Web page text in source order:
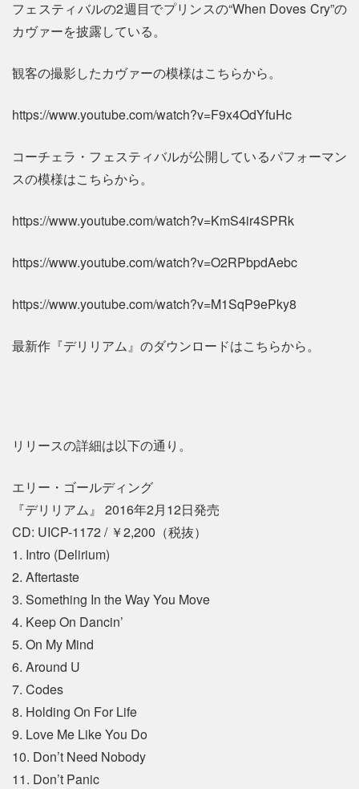
フェスティバルの2週目でプリンスの“When Doves Cry”の
カヴァーを披露している。
観客の撮影したカヴァーの模様はこちらから。
https://www.youtube.com/watch?v=F9x4OdYfuHc
コーチェラ・フェスティバルが公開しているパフォーマン
スの模様はこちらから。
https://www.youtube.com/watch?v=KmS4ir4SPRk
https://www.youtube.com/watch?v=O2RPbpdAebc
https://www.youtube.com/watch?v=M1SqP9ePky8
最新作『デリリアム』のダウンロードはこちらから。
リリースの詳細は以下の通り。
エリー・ゴールディング
『デリリアム』 2016年2月12日発売
CD: UICP-1172 / ￥2,200（税抜）
1. Intro (Delirium)
2. Aftertaste
3. Something In the Way You Move
4. Keep On Dancin’
5. On My Mind
6. Around U
7. Codes
8. Holding On For Life
9. Love Me Like You Do
10. Don’t Need Nobody
11. Don’t Panic